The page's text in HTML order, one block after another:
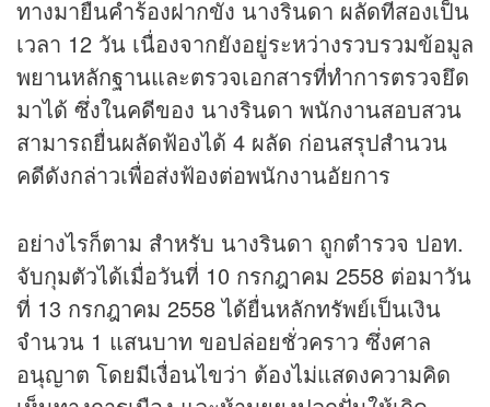
ทางมายื่นคำร้องฝากขัง นางรินดา ผลัดที่สองเป็น
เวลา 12 วัน เนื่องจากยังอยู่ระหว่างรวบรวมข้อมูล
พยานหลักฐานและตรวจเอกสารที่ทำการตรวจยึด
มาได้ ซึ่งในคดีของ นางรินดา พนักงานสอบสวน
สามารถยื่นผลัดฟ้องได้ 4 ผลัด ก่อนสรุปสำนวน
คดีดังกล่าวเพื่อส่งฟ้องต่อพนักงานอัยการ
อย่างไรก็ตาม สำหรับ นางรินดา ถูกตำรวจ ปอท.
จับกุมตัวได้เมื่อวันที่ 10 กรกฎาคม 2558 ต่อมาวัน
ที่ 13 กรกฎาคม 2558 ได้ยื่นหลักทรัพย์เป็นเงิน
จำนวน 1 แสนบาท ขอปล่อยชั่วคราว ซึ่งศาล
อนุญาต โดยมีเงื่อนไขว่า ต้องไม่แสดงความคิด